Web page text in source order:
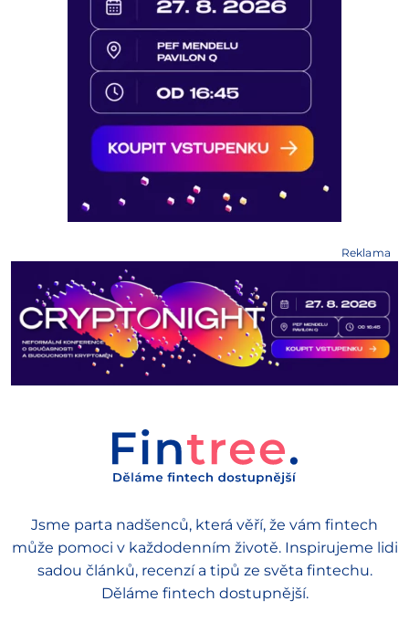
Reklama
Jsme parta nadšenců, která věří, že vám fintech
může pomoci v každodenním životě. Inspirujeme lidi
sadou článků, recenzí a tipů ze světa fintechu.
Děláme fintech dostupnější.